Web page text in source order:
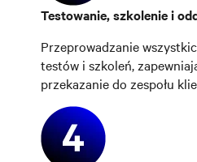
Testowanie, szkolenie i
Przeprowadzanie
testów i szkoleń,
przekazanie do zespołu